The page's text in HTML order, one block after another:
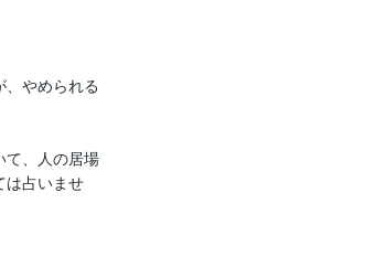
やめられる
て、人の居場
は占いませ